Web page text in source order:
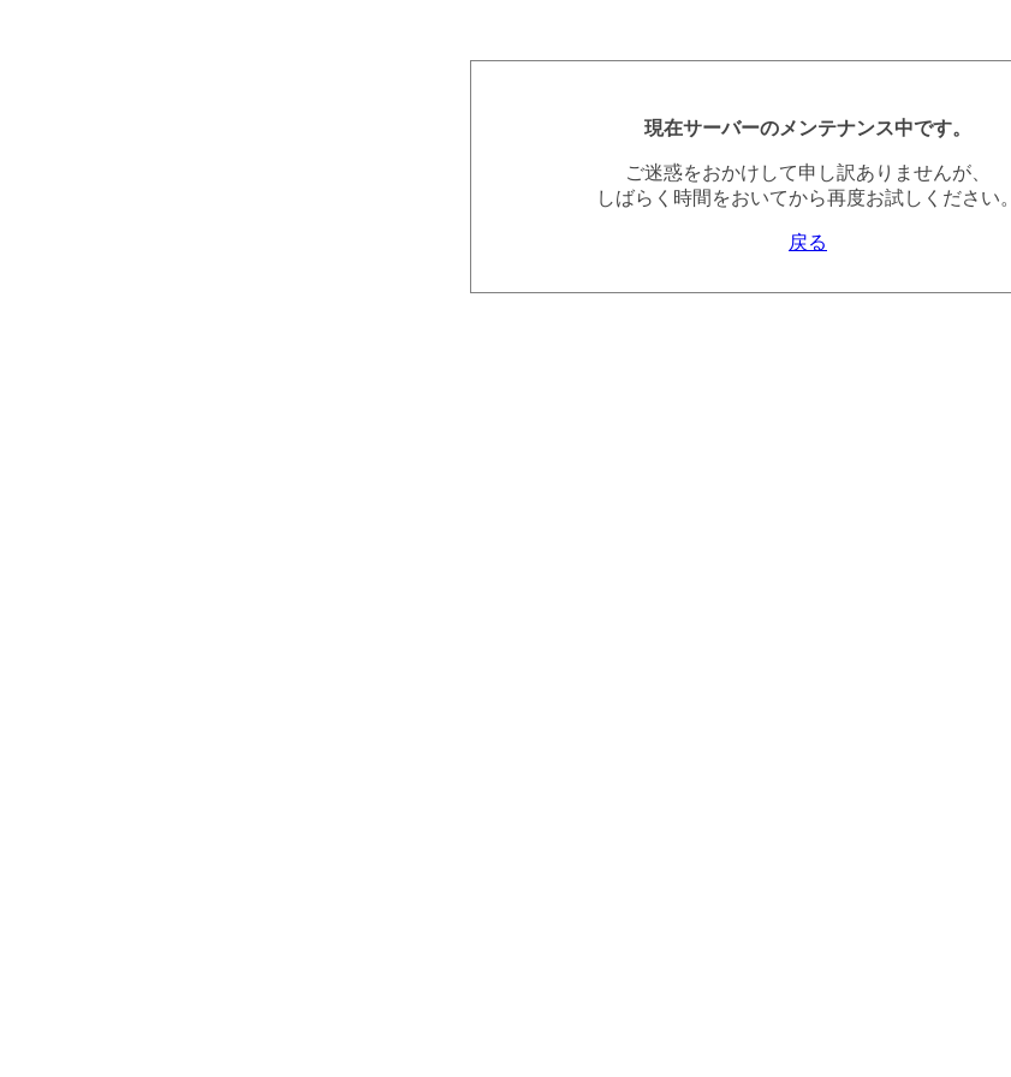
現在サーバーのメンテナンス中です。
ご迷惑をおかけして申し訳ありませんが、
しばらく時間をおいてから再度お試しください。
戻る